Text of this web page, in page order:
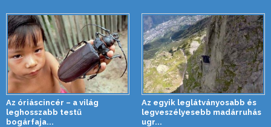
Az óriáscincér – a világ
leghosszabb testű
bogárfaja...
Az egyik leglátványosabb és
legveszélyesebb madárruhás
ugr...